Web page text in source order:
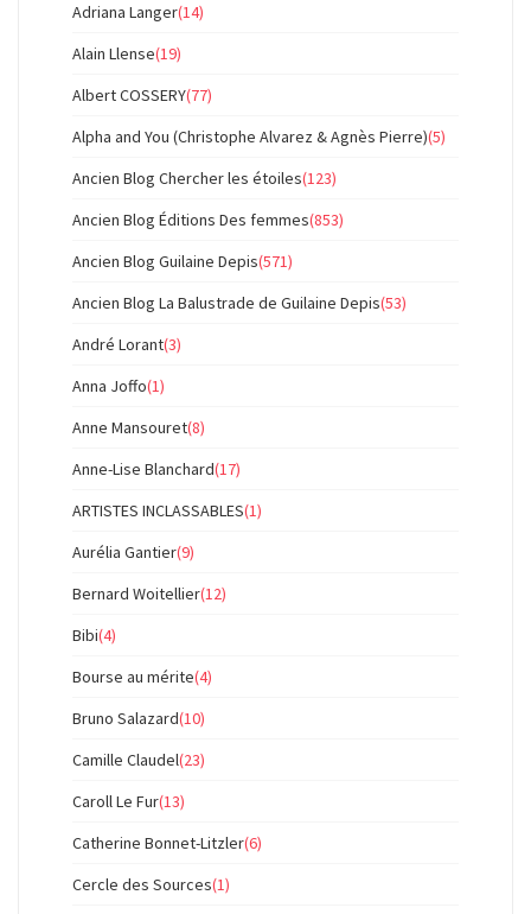
Adriana Langer(14)
Alain Llense(19)
Albert COSSERY(77)
Alpha and You (Christophe Alvarez & Agnès Pierre)(5)
Ancien Blog Chercher les étoiles(123)
Ancien Blog Éditions Des femmes(853)
Ancien Blog Guilaine Depis(571)
Ancien Blog La Balustrade de Guilaine Depis(53)
André Lorant(3)
Anna Joffo(1)
Anne Mansouret(8)
Anne-Lise Blanchard(17)
ARTISTES INCLASSABLES(1)
Aurélia Gantier(9)
Bernard Woitellier(12)
Bibi(4)
Bourse au mérite(4)
Bruno Salazard(10)
Camille Claudel(23)
Caroll Le Fur(13)
Catherine Bonnet-Litzler(6)
Cercle des Sources(1)